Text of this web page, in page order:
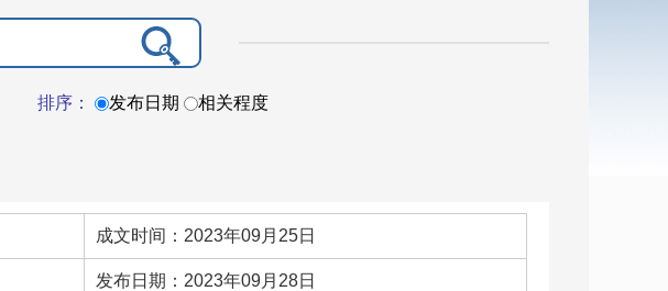
排序： 发布日期 相关程度
成文时间：2023年09月25日
发布日期：2023年09月28日